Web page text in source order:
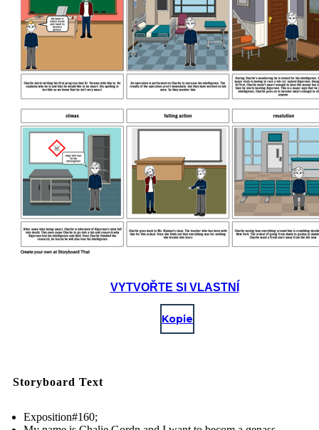
VYTVOŘTE SI VLASTNÍ
Kopie
Storyboard Text
Exposition#160;